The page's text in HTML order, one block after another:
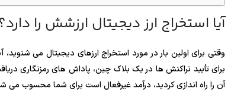
آیا استخراج ارز دیجیتال ارزشش را دارد؟
وقتی برای اولین بار در مورد استخراج ارزهای دیجیتال می
برای تأیید تراکنش ها در یک بلاک چین، پاداش های رمزنگاری
آن را راه اندازی کردید، درآمد غیرفعال است برای شما محسوب می